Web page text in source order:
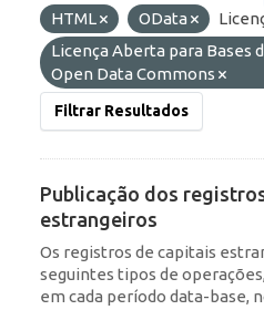
HTML
OData
Licença Aberta para Bases
Open Data Commons
Filtrar Resultados
Publicação dos
estrangeiros
Os registros de capitais
seguintes tipos de
em cada período data-base,